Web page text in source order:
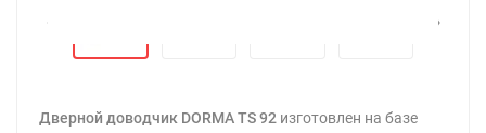
›
Дверной доводчик DORMA TS 92 изготовлен на базе